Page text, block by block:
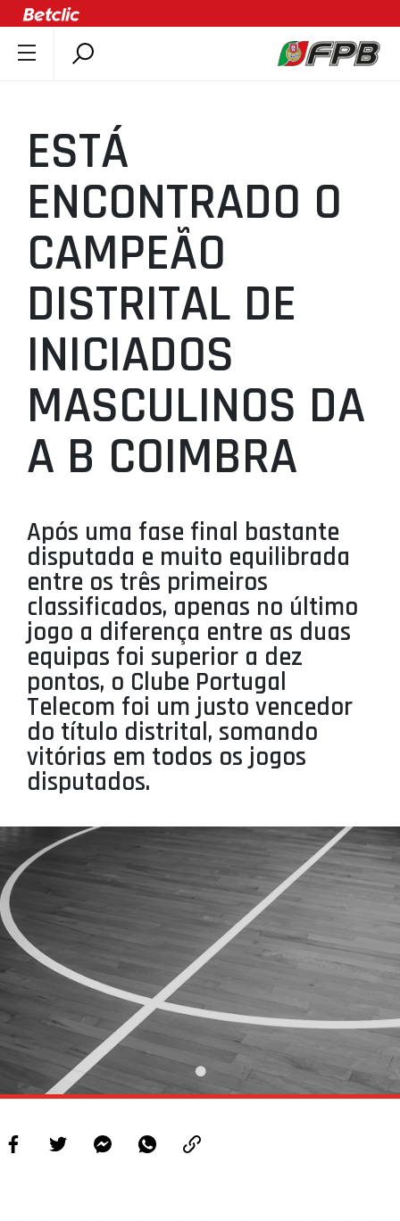
DOCUMENTOS
ÚLTIMAS
COMPETIÇÕES
ASSOCIAÇÕES
CLUBES
AGENTES
AGENDA
SELEÇÕES
MINIBASQUETE
ÁREA TÉCNICA
PROJETOS
LIGA BETCLIC MASCULINA
ESTÁ
ENCONTRADO O
CAMPEÃO
DISTRITAL DE
INICIADOS
MASCULINOS DA
A B COIMBRA
Após uma fase final bastante
disputada e muito equilibrada
entre os três primeiros
classificados, apenas no último
jogo a diferença entre as duas
equipas foi superior a dez
pontos, o Clube Portugal
Telecom foi um justo vencedor
do título distrital, somando
vitórias em todos os jogos
disputados.